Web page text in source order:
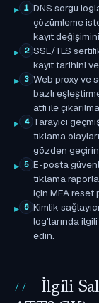
1 DNS sorgu
çözümleme
kayıt
2 SSL/TLS
kayıt tarihini
3 Web proxy ve
bazlı
atfı ile
4 Tarayıcı
tıklama
gözden geçirin.
5 E-posta
tıklama
için MFA reset
6 Kimlik
log'larında
edin.
İlgili